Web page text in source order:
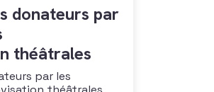
donateurs par
théâtrales
par les